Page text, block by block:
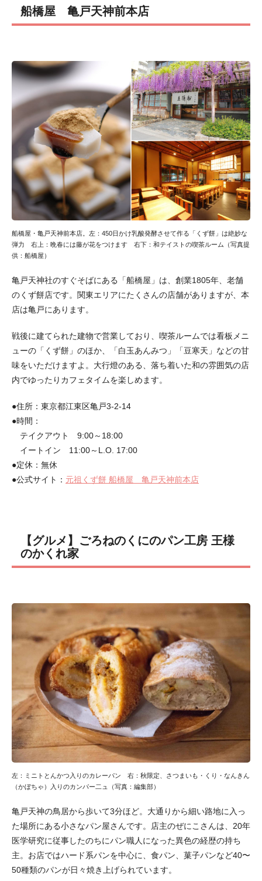
船橋屋 亀戸天神前本店
船橋屋・亀戸天神前本店。左：450日かけ乳酸発酵させて作る「くず餅」は絶妙な
弾力 右上：晩春には藤が花をつけます 右下：和テイストの喫茶ルーム（写真提
供：船橋屋）
亀戸天神社のすぐそばにある「船橋屋」は、創業1805年、老舗
のくず餅店です。関東エリアにたくさんの店舗がありますが、本
店は亀戸にあります。
戦後に建てられた建物で営業しており、喫茶ルームでは看板メニ
ューの「くず餅」のほか、「白玉あんみつ」「豆寒天」などの甘
味をいただけますよ。大行燈のある、落ち着いた和の雰囲気の店
内でゆったりカフェタイムを楽しめます。
●住所：東京都江東区亀戸3-2-14
●時間：
テイクアウト 9:00～18:00
イートイン 11:00～L.O. 17:00
●定休：無休
●公式サイト： 元祖くず餅 船橋屋 亀戸天神前本店
【グルメ】ごろねのくにのパン工房 王様
のかくれ家
左：ミニトとんかつ入りのカレーパン 右：秋限定、さつまいも・くり・なんきん
（かぼちゃ）入りのカンパー二ュ（写真：編集部）
亀戸天神の鳥居から歩いて3分ほど。大通りから細い路地に入っ
た場所にある小さなパン屋さんです。店主のぜにこさんは、20年
医学研究に従事したのちにパン職人になった異色の経歴の持ち
主。お店ではハード系パンを中心に、食パン、菓子パンなど40〜
50種類のパンが日々焼き上げられています。